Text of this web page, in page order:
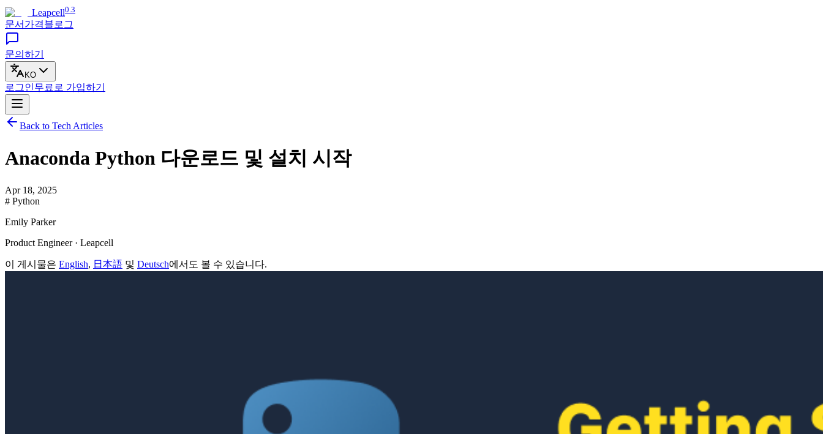
Leapcell0.3
문서 가격블로그
문의하기
KO
로그인무료로 가입하기
Back to Tech Articles
Anaconda Python 다운로드 및 설치 시작
Apr 18, 2025
# Python
Emily Parker
Product Engineer · Leapcell
이 게시물은 English, 日本語 및 Deutsch에서도 볼 수 있습니다.